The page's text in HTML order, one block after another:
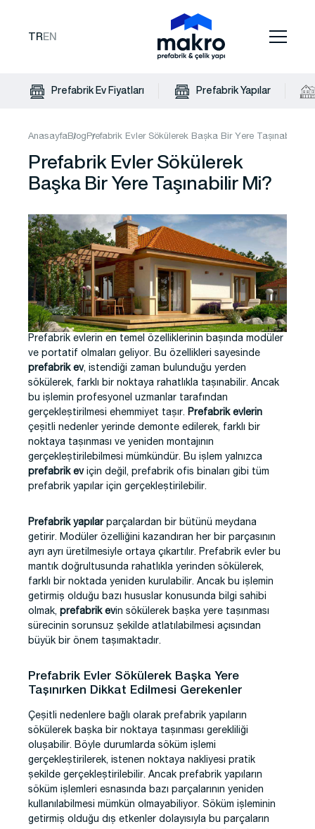
TR EN
Prefabrik Ev Fiyatları Prefabrik Yapılar
AnasayfaBlogPrefabrik Evler Sökülerek Başka Bir Yere Taşınabilir
Prefabrik Evler Sökülerek
Başka Bir Yere Taşınabilir Mi?
Prefabrik evlerin en temel özelliklerinin başında modüler
ve portatif olmaları geliyor. Bu özellikleri sayesinde
prefabrik ev, istendiği zaman bulunduğu yerden
sökülerek, farklı bir noktaya rahatlıkla taşınabilir. Ancak
bu işlemin profesyonel uzmanlar tarafından
gerçekleştirilmesi ehemmiyet taşır. Prefabrik evlerin
çeşitli nedenler yerinde demonte edilerek, farklı bir
noktaya taşınması ve yeniden montajının
gerçekleştirilebilmesi mümkündür. Bu işlem yalnızca
prefabrik eviçin değil, prefabrik ofis binaları gibi tüm
prefabrik yapılar için gerçekleştirilebilir.
Prefabrik yapılar parçalardan bir bütünü meydana
getirir. Modüler özelliğini kazandıran her bir parçasının
ayrı ayrı üretilmesiyle ortaya çıkartılır. Prefabrik evler bu
mantık doğrultusunda rahatlıkla yerinden sökülerek,
farklı bir noktada yeniden kurulabilir. Ancak bu işlemin
getirmiş olduğu bazı hususlar konusunda bilgi sahibi
olmak, prefabrik evin sökülerek başka yere taşınması
sürecinin sorunsuz şekilde atlatılabilmesi açısından
büyük bir önem taşımaktadır.
Prefabrik Evler Sökülerek Başka Yere
Taşınırken Dikkat Edilmesi Gerekenler
Çeşitli nedenlere bağlı olarak prefabrik yapıların
sökülerek başka bir noktaya taşınması gerekliliği
oluşabilir. Böyle durumlarda söküm işlemi
gerçekleştirilerek, istenen noktaya nakliyesi pratik
şekilde gerçekleştirilebilir. Ancak prefabrik yapıların
söküm işlemleri esnasında bazı parçalarının yeniden
kullanılabilmesi mümkün olmayabiliyor. Söküm işleminin
getirmiş olduğu dış etkenler dolayısıyla bu parçaların